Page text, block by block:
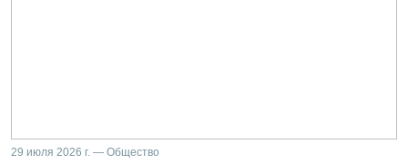
29 июля 2026 г. — Общество